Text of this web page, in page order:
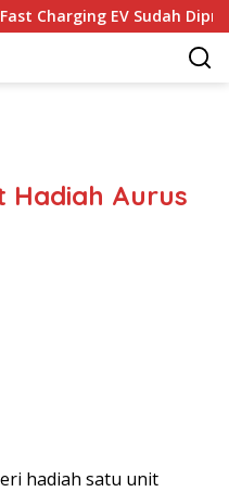
EV Sudah Diproduksi
Hadiah Aurus
hadiah satu unit